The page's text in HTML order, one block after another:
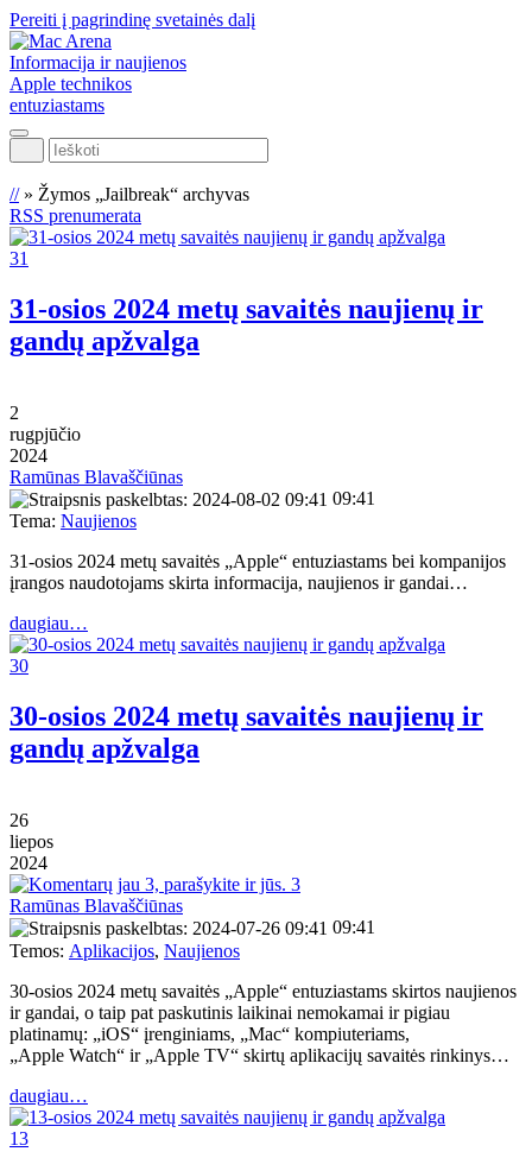
Pereiti į pagrindinę svetainės dalį
Informacija ir naujienos
Apple technikos
entuziastams
Ieškoti
//» Žymos „Jailbreak“ archyvas
RSS prenumerata
31
31-osios 2024 metų savaitės naujienų ir
gandų apžvalga
2
rugpjūčio
2024
Ramūnas Blavaščiūnas
09:41
Tema: Naujienos
31-osios 2024 metų savaitės „Apple“ entuziastams bei kompanijos
įrangos naudotojams skirta informacija, naujienos ir gandai…
daugiau…
30
30-osios 2024 metų savaitės naujienų ir
gandų apžvalga
26
liepos
2024
3
Ramūnas Blavaščiūnas
09:41
Temos: Aplikacijos, Naujienos
30-osios 2024 metų savaitės „Apple“ entuziastams skirtos naujienos
ir gandai, o taip pat paskutinis laikinai nemokamai ir pigiau
platinamų: „iOS“ įrenginiams, „Mac“ kompiuteriams,
„Apple Watch“ ir „Apple TV“ skirtų aplikacijų savaitės rinkinys…
daugiau…
13